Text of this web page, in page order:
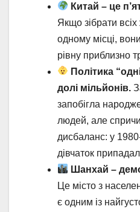
Китай – це
Якщо зібрати
одному місці,
рівну приблизно
Політика
долі мільйонів.
запобігла
людей, але
дисбаланс: у
дівчаток
Шанхай –
Це місто з
є одним із